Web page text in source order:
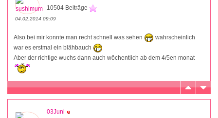
10504 Beiträge
04.02.2014 09:09
Also bei mir konnte man recht schnell was sehen
wahrscheinlich
war es erstmal ein blähbauch
Aber der richtige wuchs dann auch wöchentlich ab dem 4/5en monat
03Juni